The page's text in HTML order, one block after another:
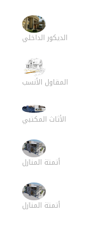
الديكور الداخلي
المقاول الأنسب
الأثاث المكتبي
أتمتة المنازل
أتمتة المنازل